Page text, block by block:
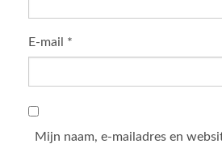
E-mail *
Mijn naam, e-mailadres en